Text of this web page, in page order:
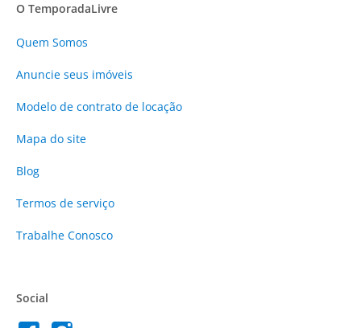
O TemporadaLivre
Quem Somos
Anuncie seus imóveis
Modelo de contrato de locação
Mapa do site
Blog
Termos de serviço
Trabalhe Conosco
Social